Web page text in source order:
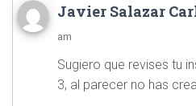
Javier Salazar
am
Sugiero que revises tu
3, al parecer no has